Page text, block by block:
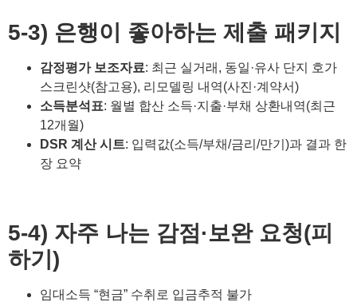
5-3) 은행이 좋아하는 제출 패키지
감정평가 보조자료: 최근 실거래, 동일·유사 단지 호가
스크린샷(참고용), 리모델링 내역(사진·계약서)
소득분석표: 월별 합산 소득·지출·부채 상환내역(최근
12개월)
DSR 계산 시트: 입력값(소득/부채/금리/만기)과 결과 한
장 요약
5-4) 자주 나는 감점·보완 요청(피
하기)
임대소득 “현금” 수취로 입금추적 불가